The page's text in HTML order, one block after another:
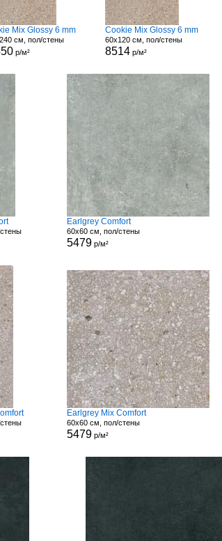
Mix Glossy 6 mm
см, пол/стены
р/м²
Cookie Mix Glossy 6 mm
60x120 см, пол/стены
8514р/м²
Earlgrey Comfort
60x60 см, пол/стены
5479р/м²
Earlgrey Mix Comfort
60x60 см, пол/стены
5479р/м²